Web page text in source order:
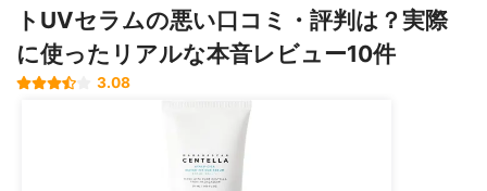
トUVセラムの悪い口コミ・評判は？実際
に使ったリアルな本音レビュー10件
3.08